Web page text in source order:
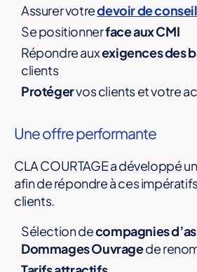
Assurer votredevoir de conseil
Se positionnerface aux CMI
Répondre auxexigences des
clients
Protégervos clients et votre
Une offre performante
CLA COURTAGE a développé
afin de répondre à ces
clients.
Sélection decompagnies
Dommages Ouvragede